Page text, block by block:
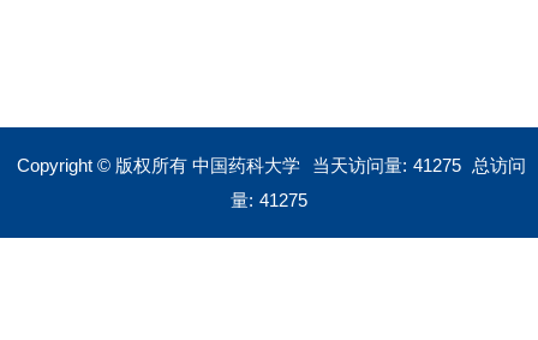
Copyright © 版权所有 中国药科大学 当天访问量: 41275 总访问
量: 41275